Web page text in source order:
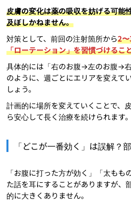
皮膚の変化は薬の吸収を妨げる可能
及ぼしかねません。
対策として、前回の注射箇所から2
「ローテーション」を習慣づけるこ
具体的には「右のお腹→左のお腹→
のように、週ごとにエリアを変えて
しょう。
計画的に場所を変えていくことで、
ら安心して長く治療を続けられます。
「どこが一番効く」は誤解？
「お腹に打った方が効く」「太もも
た話を耳にすることがありますが、
的に大きくありません。